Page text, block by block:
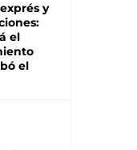
y
el
el